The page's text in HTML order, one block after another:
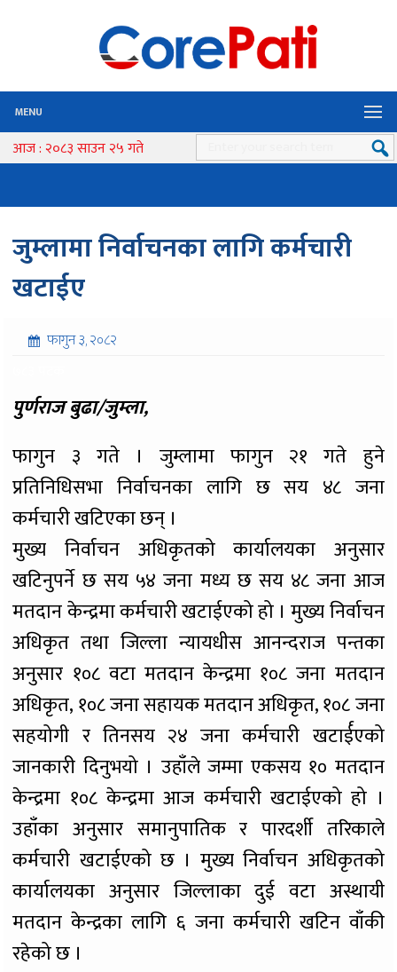
MENU
आज : २०८३ साउन २५ गते
जुम्लामा निर्वाचनका लागि कर्मचारी
खटाईए
फागुन ३, २०८२
पुर्णराज बुढा/जुम्ला,
फागुन ३ गते । जुम्लामा फागुन २१ गते हुने
प्रतिनिधिसभा निर्वाचनका लागि छ सय ४८ जना
कर्मचारी खटिएका छन् ।
मुख्य निर्वाचन अधिकृतको कार्यालयका अनुसार
खटिनुपर्ने छ सय ५४ जना मध्य छ सय ४८ जना आज
मतदान केन्द्रमा कर्मचारी खटाईएको हो । मुख्य निर्वाचन
अधिकृत तथा जिल्ला न्यायधीस आनन्दराज पन्तका
अनुसार १०८ वटा मतदान केन्द्रमा १०८ जना मतदान
अधिकृत, १०८ जना सहायक मतदान अधिकृत, १०८ जना
सहयोगी र तिनसय २४ जना कर्मचारी खटार्ईएको
जानकारी दिनुभयो । उहाँले जम्मा एकसय १० मतदान
केन्द्रमा १०८ केन्द्रमा आज कर्मचारी खटाईएको हो ।
उहाँका अनुसार समानुपातिक र पारदर्शी तरिकाले
कर्मचारी खटाईएको छ । मुख्य निर्वाचन अधिकृतको
कार्यालयका अनुसार जिल्लाका दुई वटा अस्थायी
मतदान केन्द्रका लागि ६ जना कर्मचारी खटिन वाँकी
रहेको छ ।